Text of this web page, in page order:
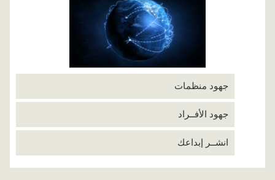
جهود منظمات
جهود الأفــراد
انشــر إبداعك